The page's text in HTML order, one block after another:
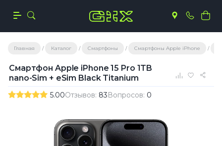
Главная Каталог Смартфоны Смартфоны Apple iPhone
Смартфон Apple iPhone 15 Pro 1TB
nano-Sim + eSim Black Titanium
5.00Отзывов: 83Вопросов: 0